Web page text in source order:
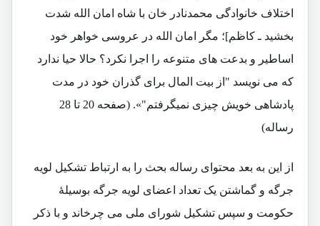
اختلاف خانوادگی محمدنادر خان با شاه امان الله شدت
بخشید ـ کاظم]؛ مگر امان الله در عروسی خواهر خود
اساطیر و بدعت های متنوعه را اجرا نکرد؟ حالا حیا ندارد
که می نویسد "از بیت المال برای گذران خود در مدت
پادشاهی خویش چیزی نمیگرفتم"». (صفحه 20 تا 28
رساله)
از این به بعد محتوای رساله بحث را به ارتباط تشکیل لویه
جرگه و گماشتن یک تعداد اعضای لویه جرگه بوسیلۀ
حکومت و سپس تشکیل شورای ملی می چرخاند و با ذکر